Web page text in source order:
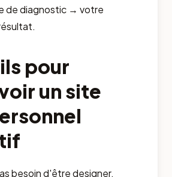
de diagnostic → votre
pour
un site
besoin d'être designer.